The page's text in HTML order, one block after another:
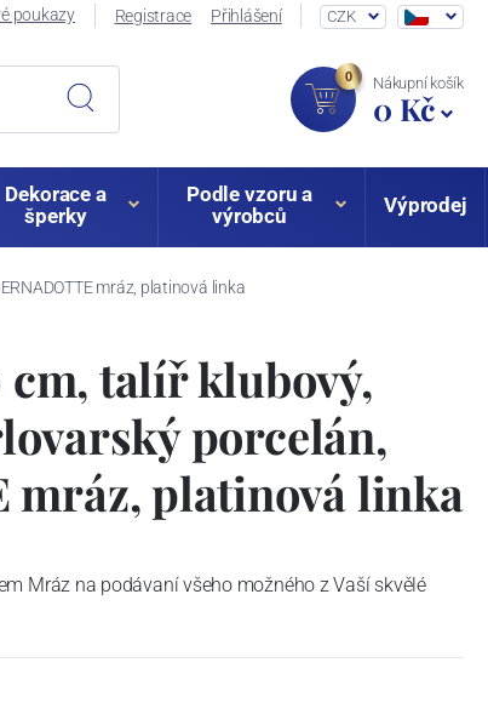
poukazy Registrace Přihlášení CZK
0 Nákupní košík
0 Kč
Dekorace a
šperky
Podle vzoru a
výrobců
Výprodej
mráz, platinová linka
talíř klubový,
porcelán,
mráz, platinová linka
Mráz na podávaní všeho možného z Vaší skvělé